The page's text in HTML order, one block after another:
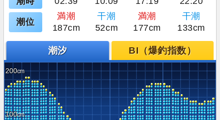
潮位
満潮 干潮 満潮
干潮
187cm
52cm 177cm 133cm
潮汐 BI（爆釣指数）
200
100